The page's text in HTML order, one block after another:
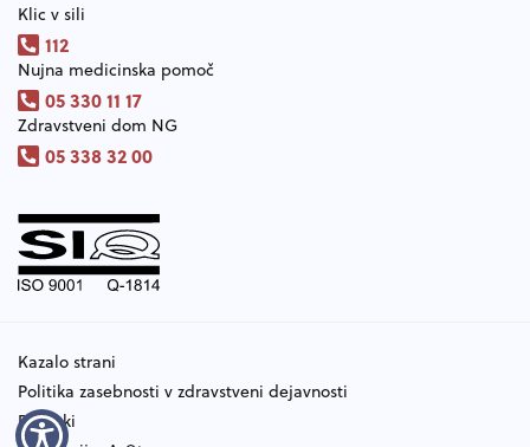
Klic v sili
112
Nujna medicinska pomoč
05 330 11 17
Zdravstveni dom NG
05 338 32 00
Kazalo strani
Politika zasebnosti v zdravstveni dejavnosti
Piškotki